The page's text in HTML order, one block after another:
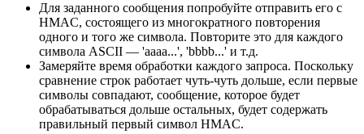
Для заданного сообщения попробуйте отправить его с
HMAC, состоящего из многократного повторения
одного и того же символа. Повторите это для каждого
символа ASCII — 'aaaa...', 'bbbb...' и т.д.
Замеряйте время обработки каждого запроса. Поскольку
сравнение строк работает чуть-чуть дольше, если первые
символы совпадают, сообщение, которое будет
обрабатываться дольше остальных, будет содержать
правильный первый символ HMAC.